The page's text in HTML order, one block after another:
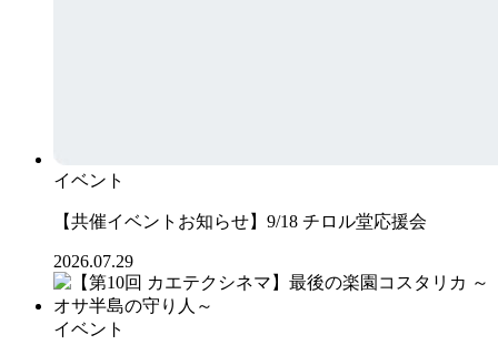
イベント
【共催イベントお知らせ】9/18 チロル堂応援会
2026.07.29
イベント